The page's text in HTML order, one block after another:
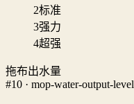
2标准
3强力
4超强
拖布出水量
#10 · mop-water-output-level